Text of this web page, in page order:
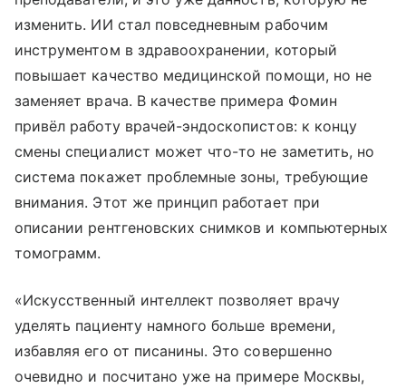
изменить. ИИ стал повседневным рабочим
инструментом в здравоохранении, который
повышает качество медицинской помощи, но не
заменяет врача. В качестве примера Фомин
привёл работу врачей-эндоскопистов: к концу
смены специалист может что-то не заметить, но
система покажет проблемные зоны, требующие
внимания. Этот же принцип работает при
описании рентгеновских снимков и компьютерных
томограмм.
«Искусственный интеллект позволяет врачу
уделять пациенту намного больше времени,
избавляя его от писанины. Это совершенно
очевидно и посчитано уже на примере Москвы,